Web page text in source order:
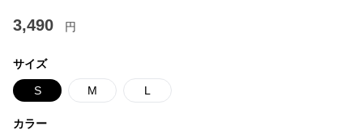
3,490 円
サイズ
S M L
カラー